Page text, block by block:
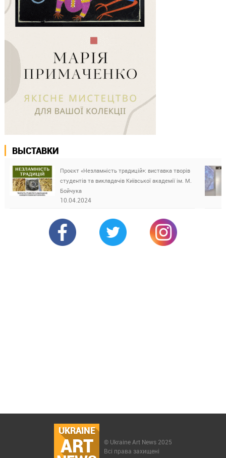
ВЫСТАВКИ
Проєкт «Незламність традицій»: виставка творів
студентів та викладачів Київської академії ім. М.
Бойчука
10.04.2024
UKRAINE
ART
© Ukraine Art News 2025
Всі права захищені